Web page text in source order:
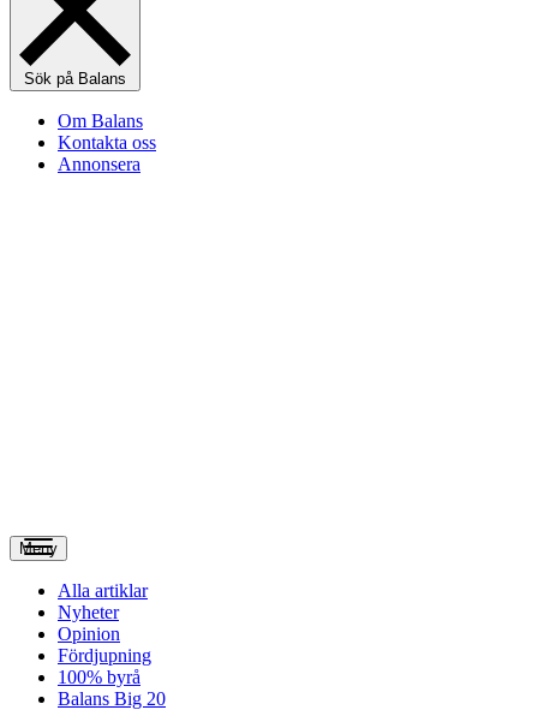
Sök på Balans
Om Balans
Kontakta oss
Annonsera
Meny
Alla artiklar
Nyheter
Opinion
Fördjupning
100% byrå
Balans Big 20